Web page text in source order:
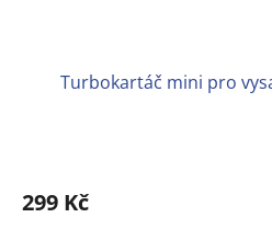
Turbokartáč mini pro
produktu
je
299 Kč